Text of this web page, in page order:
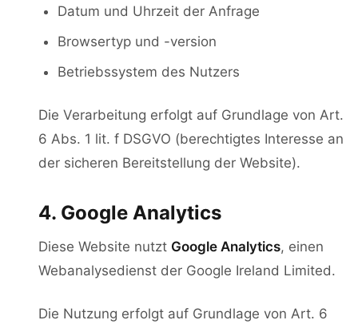
Datum und Uhrzeit der Anfrage
Browsertyp und -version
Betriebssystem des Nutzers
Die Verarbeitung erfolgt auf Grundlage von Art.
6 Abs. 1 lit. f DSGVO (berechtigtes Interesse an
der sicheren Bereitstellung der Website).
4. Google Analytics
Diese Website nutzt Google Analytics, einen
Webanalysedienst der Google Ireland Limited.
Die Nutzung erfolgt auf Grundlage von Art. 6